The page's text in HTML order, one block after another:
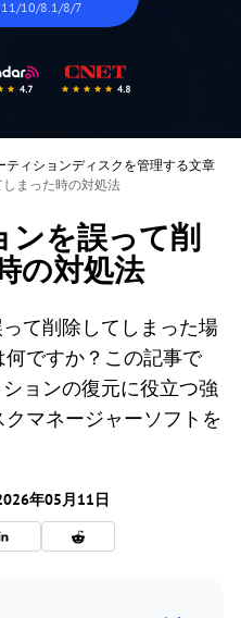
11/10/8.1/8/7
ティションディスクを管理する文章
まった時の対処法
ンを誤って削
の対処法
て削除してしまった場
ですか？この記事で
ョンの復元に役立つ強
マネージャーソフトを
年05月11日